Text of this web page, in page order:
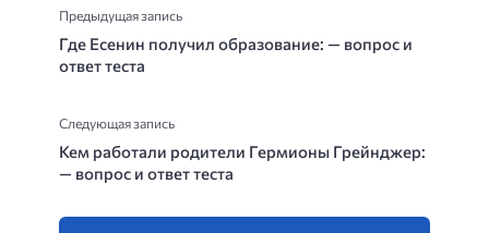
Предыдущая запись
Где Есенин получил образование: — вопрос и
ответ теста
Следующая запись
Кем работали родители Гермионы Грейнджер:
— вопрос и ответ теста